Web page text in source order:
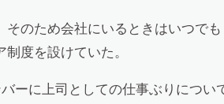
のため会社にいるときはいつでも
度を設けていた。
ーに上司としての仕事ぶりについ